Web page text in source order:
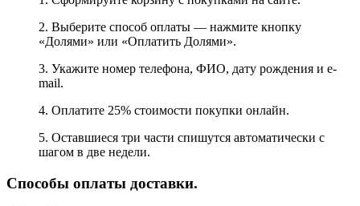
2. Выберите способ оплаты — нажмите кнопку
«Долями» или «Оплатить Долями».
3. Укажите номер телефона, ФИО, дату рождения и e-
mail.
4. Оплатите 25% стоимости покупки онлайн.
5. Оставшиеся три части спишутся автоматически с
шагом в две недели.
Способы оплаты доставки.